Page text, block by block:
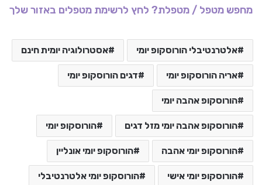
מחפש מטפל / מטפלת? לחץ לרשימת מטפלים באזור שלך
אלטרנטיבלי הורוסקופ יומי אסטרולוגיה יומית חינם
אריה הורוסקופ יומי דגים הורוסקופ יומי
הורוסקופ אהבה יומי
הורוסקופ אהבה יומי מזל דגים הורוסקופ יומי
הורוסקופ יומי אהבה הורוסקופ יומי אונליין
הורוסקופ יומי אישי הורוסקופ יומי אלטרנטיבלי